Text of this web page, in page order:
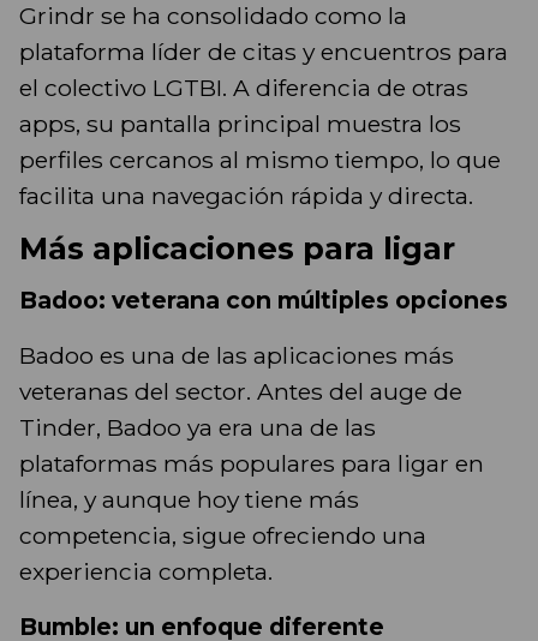
Grindr se ha consolidado como la
plataforma líder de citas y encuentros para
el colectivo LGTBI. A diferencia de otras
apps, su pantalla principal muestra los
perfiles cercanos al mismo tiempo, lo que
facilita una navegación rápida y directa.
Más aplicaciones para ligar
Badoo: veterana con múltiples opciones
Badoo es una de las aplicaciones más
veteranas del sector. Antes del auge de
Tinder, Badoo ya era una de las
plataformas más populares para ligar en
línea, y aunque hoy tiene más
competencia, sigue ofreciendo una
experiencia completa.
Bumble: un enfoque diferente